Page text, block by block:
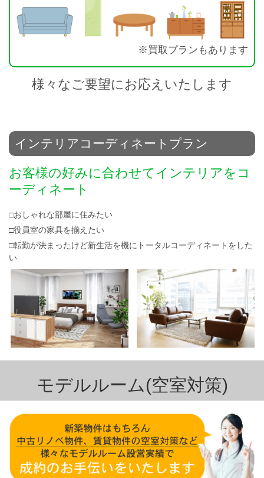
※買取プランもあります
様々なご要望にお応えいたします
インテリアコーディネートプラン
お客様の好みに合わせてインテリアをコ
ーディネート
□おしゃれな部屋に住みたい
□役員室の家具を揃えたい
□転勤が決まったけど新生活を機にトータルコーディネートをした
い
モデルルーム(空室対策)